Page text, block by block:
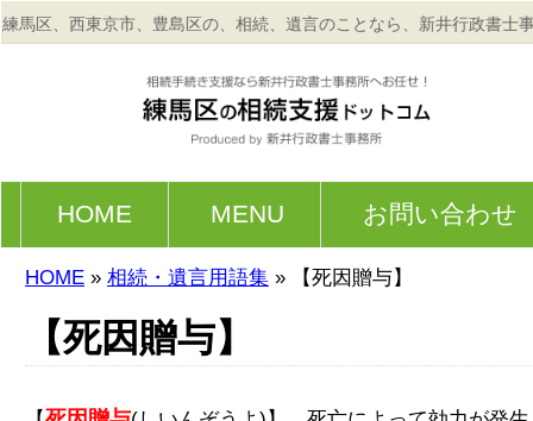
練馬区、西東京市、豊島区の、相続、遺言のことなら、新井行政書士
HOME MENU お問い合わせ
HOME » 相続・遺言用語集 » 【死因贈与】
【死因贈与】